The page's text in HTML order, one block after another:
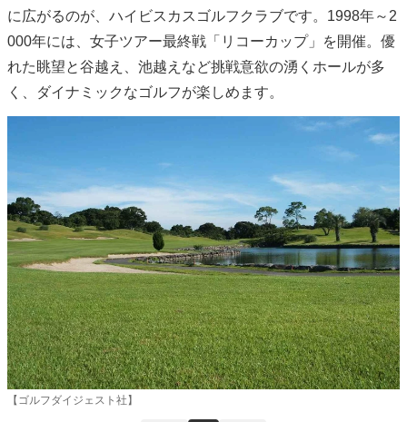
に広がるのが、ハイビスカスゴルフクラブです。1998年～2
000年には、女子ツアー最終戦「リコーカップ」を開催。優
れた眺望と谷越え、池越えなど挑戦意欲の湧くホールが多
く、ダイナミックなゴルフが楽しめます。
【ゴルフダイジェスト社】